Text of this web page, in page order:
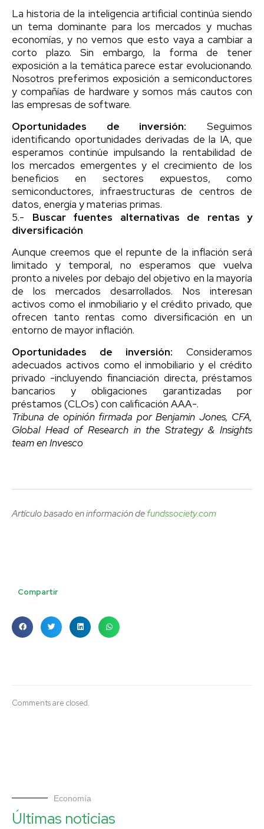
La historia de la inteligencia artificial continúa siendo
un tema dominante para los mercados y muchas
economías, y no vemos que esto vaya a cambiar a
corto plazo. Sin embargo, la forma de tener
exposición a la temática parece estar evolucionando.
Nosotros preferimos exposición a semiconductores
y compañías de hardware y somos más cautos con
las empresas de software.
Oportunidades de inversión: Seguimos
identificando oportunidades derivadas de la IA, que
esperamos continúe impulsando la rentabilidad de
los mercados emergentes y el crecimiento de los
beneficios en sectores expuestos, como
semiconductores, infraestructuras de centros de
datos, energía y materias primas.
5.- Buscar fuentes alternativas de rentas y
diversificación
Aunque creemos que el repunte de la inflación será
limitado y temporal, no esperamos que vuelva
pronto a niveles por debajo del objetivo en la mayoría
de los mercados desarrollados. Nos interesan
activos como el inmobiliario y el crédito privado, que
ofrecen tanto rentas como diversificación en un
entorno de mayor inflación.
Oportunidades de inversión: Consideramos
adecuados activos como el inmobiliario y el crédito
privado -incluyendo financiación directa, préstamos
bancarios y obligaciones garantizadas por
préstamos (CLOs) con calificación AAA-.
Tribuna de opinión firmada por Benjamin Jones, CFA,
Global Head of Research in the Strategy & Insights
team en Invesco
Artículo basado en información defundssociety.com
Compartir
Comments are closed.
Economía
Últimas noticias